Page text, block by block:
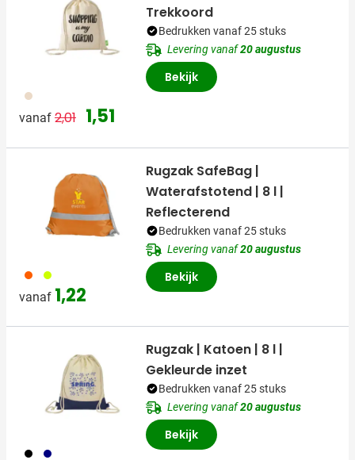
311
vanaf Normale prijs
2,01 Speciale prijs
1,51
Trekkoord
Bedrukken vanaf 25 stuks
Levering vanaf20 augustus
Bekijk
367 416
vanaf 1,22
Rugzak SafeBag |
Waterafstotend | 8 l |
Reflecterend
Bedrukken vanaf 25 stuks
Levering vanaf20 augustus
Bekijk
001 536
Rugzak | Katoen | 8 l |
Gekleurde inzet
Bedrukken vanaf 25 stuks
Levering vanaf20 augustus
Bekijk